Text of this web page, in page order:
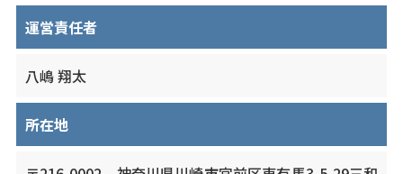
運営責任者
八嶋 翔太
所在地